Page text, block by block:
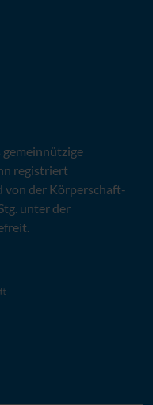
registriert
von der Körperschaft-
unter der